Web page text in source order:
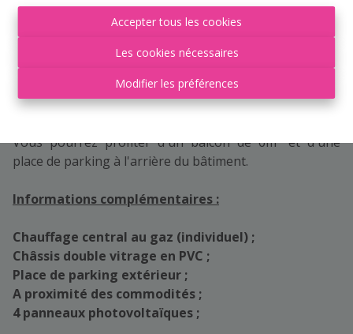
Accepter tous les cookies
Les cookies nécessaires
Modifier les préférences
Un hall d'entrée, un séjour ouvert de 32m², une salle de
bain (baignoire & lavabo), une buanderie (installation
des machines), 2 chambres de 12m² et 10m² et un WC
individuel ;
Une cave privée de 3,5m² est également disponible au
même niveau, avec un accès depuis le hall des
Vous pourrez profiter d'un balcon de 6m² et d'une
place de parking à l'arrière du bâtiment.
Informations complémentaires :
Chauffage central au gaz (individuel) ;
Châssis double vitrage en PVC ;
Place de parking extérieur ;
A proximité des commodités ;
4 panneaux photovoltaïques ;